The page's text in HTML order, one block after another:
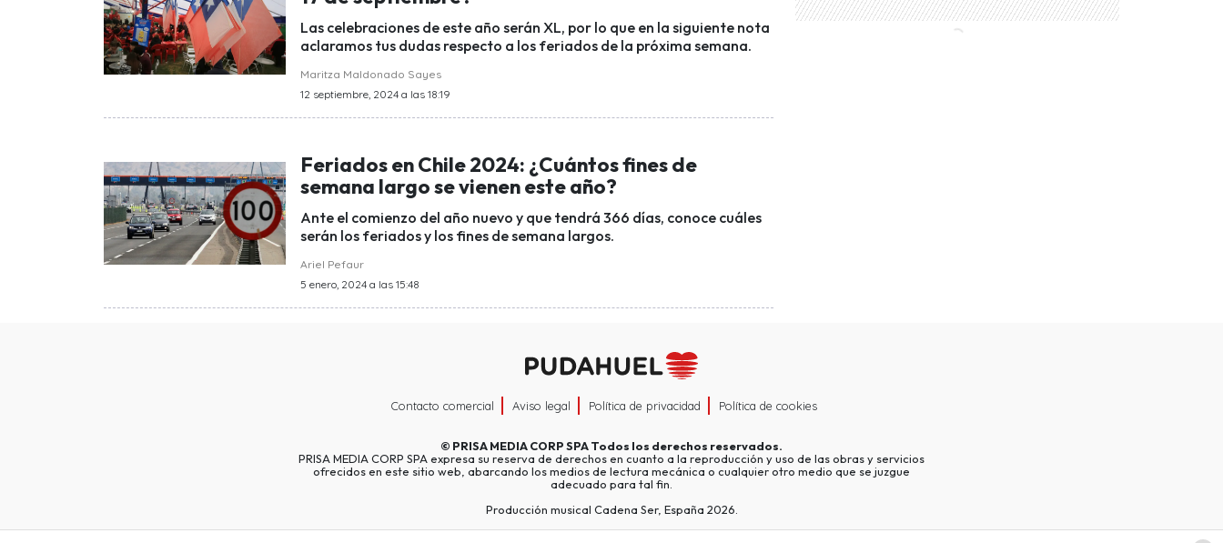
Las celebraciones de este año serán XL, por lo que en la siguiente nota
aclaramos tus dudas respecto a los feriados de la próxima semana.
Maritza Maldonado Sayes
12 septiembre, 2024 a las 18:19
Feriados en Chile 2024: ¿Cuántos fines de
semana largo se vienen este año?
Ante el comienzo del año nuevo y que tendrá 366 días, conoce cuáles
serán los feriados y los fines de semana largos.
Ariel Pefaur
5 enero, 2024 a las 15:48
Contacto comercial Aviso legal Política de privacidad Política de cookies
© PRISA MEDIA CORP SPATodos los derechos reservados.
PRISA MEDIA CORP SPA expresa su reserva de derechos en cuanto a la reproducción y uso de las obras y servicios
ofrecidos en este sitio web, abarcando los medios de lectura mecánica o cualquier otro medio que se juzgue
adecuado para tal fin.
Producción musical Cadena Ser, España 2026.